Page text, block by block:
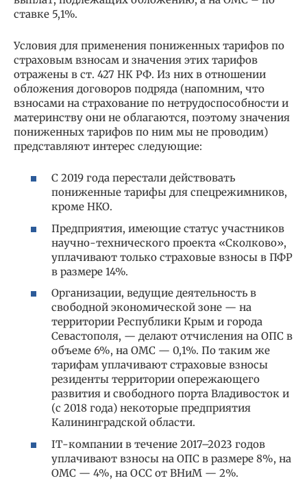
ставке 5,1%.
Условия для применения пониженных тарифов по
страховым взносам и значения этих тарифов
отражены в ст. 427 НК РФ. Из них в отношении
обложения договоров подряда (напомним, что
взносами на страхование по нетрудоспособности и
материнству они не облагаются, поэтому значения
пониженных тарифов по ним мы не проводим)
представляют интерес следующие:
С 2019 года перестали действовать
пониженные тарифы для спецрежимников,
кроме НКО.
Предприятия, имеющие статус участников
научно-технического проекта «Сколково»,
уплачивают только страховые взносы в ПФР
в размере 14%.
Организации, ведущие деятельность в
свободной экономической зоне — на
территории Республики Крым и города
Севастополя, — делают отчисления на ОПС в
объеме 6%, на ОМС — 0,1%. По таким же
тарифам уплачивают страховые взносы
резиденты территории опережающего
развития и свободного порта Владивосток и
(с 2018 года) некоторые предприятия
Калининградской области.
IТ-компании в течение 2017–2023 годов
уплачивают взносы на ОПС в размере 8%, на
ОМС — 4%, на ОСС от ВНиМ — 2%.